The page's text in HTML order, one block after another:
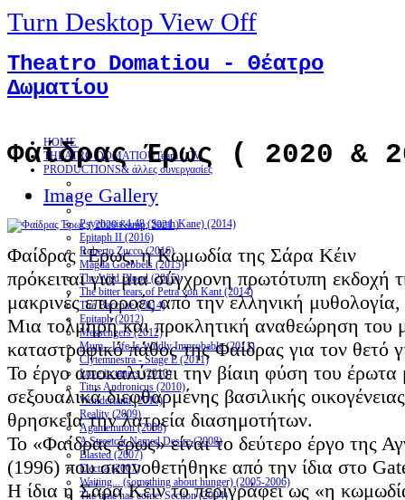
Turn Desktop View Off
Theatro Domatiou - Θέατρο
Δωματίου
HOME
THEATRO DOMATIOUTeam / CV
PRODUCTIONS& άλλες συνεργασίες
Psychosis 4.48 (Sarah Kane) (2014)
Epitaph II (2016)
Roberto Zucco (2016)
Magda Goebbels (2015)
The Wild Blood (2015)
The bitter tears of Petra von Kant (2014)
The Bacchae (2014)
Epitaph (2012)
Messengers (2012)
Mum - Life Is Wildly Improbable (2011)
Clytemnestra - Stage E (2011)
Love in tatters (2010)
Titus Andronicus (2010)
Wonderland (2010)
Reality (2009)
Agamemnon (2008)
A Streetcar Named Desire (2008)
Blasted (2007)
Electra (2007)
Waiting... (something about hunger) (2005-2006)
The time has come. Section (2004)
Φαίδρας Έρως ( 2020 &
Image Gallery
Φαίδρας ‘Ερως, η Κωμωδία της Σάρα Κέιν
πρόκειται για μια σύγχρονη πρωτότυπη εκδοχή
μακρινές επιρροές από την ελληνική
Μια τολμηρή και προκλητική αναθεώρηση του
καταστροφικό πάθος της Φαίδρας για τον θετό
Το έργο αποκαλύπτει την βίαιη φύση του έρωτα
σεξουαλικά διεφθαρμένης βασιλικής
θρησκεία την λατρεία διασημοτήτων.
Το «Φαίδρας έρως» είναι το δεύτερο έργο της
(1996) που σκηνοθετήθηκε από την ίδια στο
Η ίδια η Σάρα Κέιν το περιγράφει ως «η